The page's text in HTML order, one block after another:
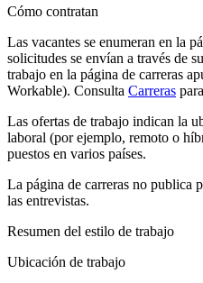
Cómo contratan
Las vacantes se enumeran en la
solicitudes se envían a través de
trabajo en la página de carreras
Workable). Consulta Carreras
Las ofertas de trabajo indican la
laboral (por ejemplo, remoto o
puestos en varios países.
La página de carreras no publica
las entrevistas.
Resumen del estilo de trabajo
Ubicación de trabajo